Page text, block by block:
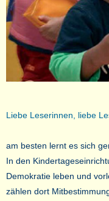
Liebe Leserinnen, liebe
am besten lernt es sich
In den
Demokratie leben und
zählen dort